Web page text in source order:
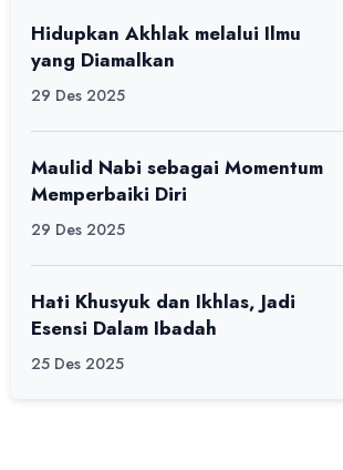
Hidupkan Akhlak melalui Ilmu
yang Diamalkan
29 Des 2025
Maulid Nabi sebagai Momentum
Memperbaiki Diri
29 Des 2025
Hati Khusyuk dan Ikhlas, Jadi
Esensi Dalam Ibadah
25 Des 2025